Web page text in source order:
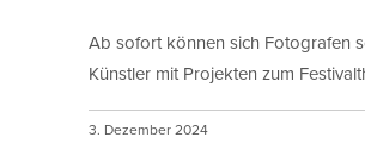
Ab sofort können sich Fotografen
Künstler mit Projekten zum
3. Dezember 2024